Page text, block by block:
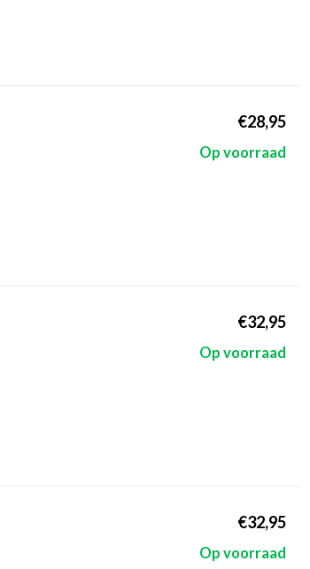
€28,95
Op voorraad
€32,95
Op voorraad
€32,95
Op voorraad